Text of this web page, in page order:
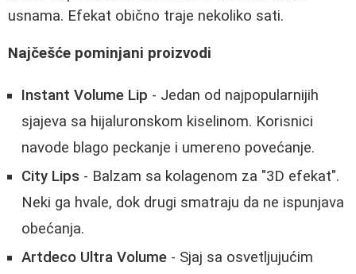
usnama. Efekat obično traje nekoliko sati.
Najčešće pominjani proizvodi
Instant Volume Lip - Jedan od najpopularnijih
sjajeva sa hijaluronskom kiselinom. Korisnici
navode blago peckanje i umereno povećanje.
City Lips - Balzam sa kolagenom za "3D efekat".
Neki ga hvale, dok drugi smatraju da ne ispunjava
obećanja.
Artdeco Ultra Volume - Sjaj sa osvetljujućim